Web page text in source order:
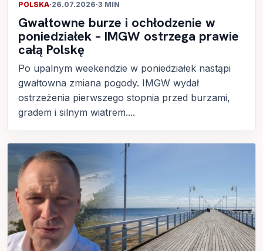
POLSKA·26.07.2026·3 MIN
Gwałtowne burze i ochłodzenie w
poniedziałek – IMGW ostrzega prawie
całą Polskę
Po upalnym weekendzie w poniedziałek nastąpi
gwałtowna zmiana pogody. IMGW wydał
ostrzeżenia pierwszego stopnia przed burzami,
gradem i silnym wiatrem....